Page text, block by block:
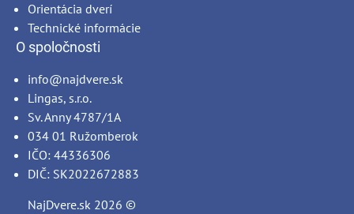
Orientácia dverí
Technické informácie
O spoločnosti
info@najdvere.sk
Lingas, s.r.o.
Sv. Anny 4787/1A
034 01 Ružomberok
IČO: 44336306
DIČ: SK2022672883
NajDvere.sk 2026 ©